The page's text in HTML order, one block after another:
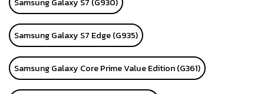
Samsung Galaxy S7 Edge (G935)
Samsung Galaxy Core Prime Value Edition (G361)